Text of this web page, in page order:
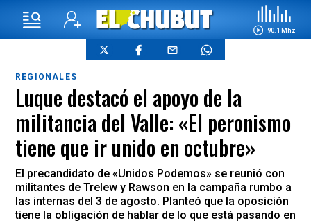
90.1 Mhz
REGIONALES
Luque destacó el apoyo de la
militancia del Valle: «El peronismo
tiene que ir unido en octubre»
El precandidato de «Unidos Podemos» se reunió con
militantes de Trelew y Rawson en la campaña rumbo a
las internas del 3 de agosto. Planteó que la oposición
tiene la obligación de hablar de lo que está pasando en